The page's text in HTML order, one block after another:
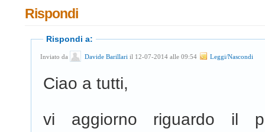
Rispondi
Rispondi a:
Inviato da Davide Barillari il 12-07-2014 alle 09:54 Leggi/Nascondi
Ciao a tutti,
vi aggiorno riguardo il